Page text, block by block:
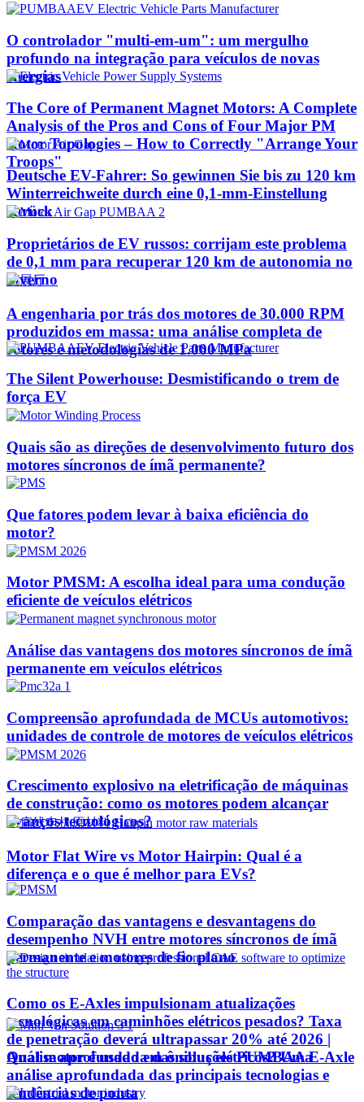
O controlador "multi-em-um": um mergulho
profundo na integração para veículos de novas
energias
The Core of Permanent Magnet Motors: A Complete
Analysis of the Pros and Cons of Four Major PM
Rotor Topologies – How to Correctly "Arrange Your
Troops"
Deutsche EV-Fahrer: So gewinnen Sie bis zu 120 km
Winterreichweite durch eine 0,1-mm-Einstellung
zurück
Proprietários de EV russos: corrijam este problema
de 0,1 mm para recuperar 120 km de autonomia no
inverno
A engenharia por trás dos motores de 30.000 RPM
produzidos em massa: uma análise completa de
rotores e metodologias de 1.000 MPa
The Silent Powerhouse: Desmistificando o trem de
força EV
Quais são as direções de desenvolvimento futuro dos
motores síncronos de ímã permanente?
Que fatores podem levar à baixa eficiência do
motor?
Motor PMSM: A escolha ideal para uma condução
eficiente de veículos elétricos
Análise das vantagens dos motores síncronos de ímã
permanente em veículos elétricos
Compreensão aprofundada de MCUs automotivos:
unidades de controle de motores de veículos elétricos
Crescimento explosivo na eletrificação de máquinas
de construção: como os motores podem alcançar
avanços tecnológicos?​
Motor Flat Wire vs Motor Hairpin: Qual é a
diferença e o que é melhor para EVs?
Comparação das vantagens e desvantagens do
desempenho NVH entre motores síncronos de ímã
permanente e motores de fio plano
Como os E-Axles impulsionam atualizações
tecnológicas em caminhões elétricos pesados? Taxa
de penetração deverá ultrapassar 20% até 2026 |
Análise aprofundada das soluções PUMBAA E-Axle
Qual motor é usado em ônibus elétricos? Uma
análise aprofundada das principais tecnologias e
tendências de ponta